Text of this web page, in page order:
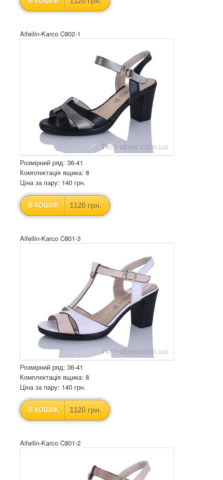
Aifeilin-Karco C802-1
Розмірний ряд: 36-41
Комплектація ящика: 8
Ціна за пару: 140 грн.
В КОШИК 1120 грн.
Aifeilin-Karco C801-3
Розмірний ряд: 36-41
Комплектація ящика: 8
Ціна за пару: 140 грн.
В КОШИК 1120 грн.
Aifeilin-Karco C801-2